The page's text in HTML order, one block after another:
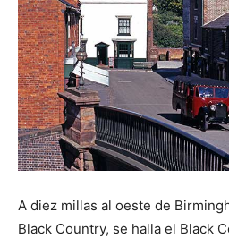
A diez millas al oeste de
Black Country, se halla el Black